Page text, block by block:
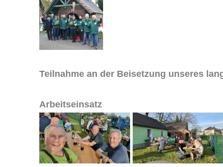
Teilnahme an der Beisetzung unseres
Arbeitseinsatz